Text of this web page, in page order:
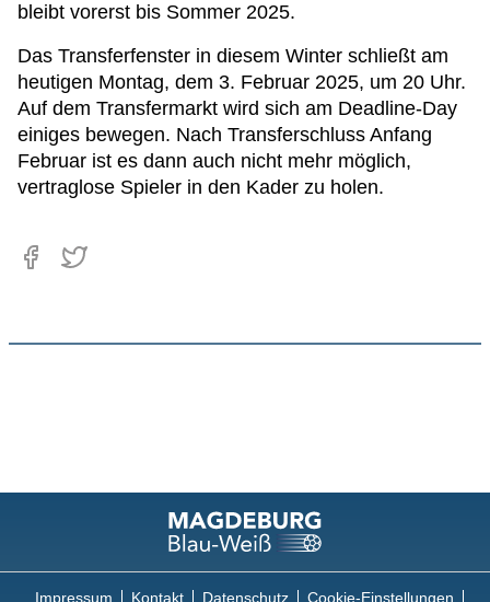
bleibt vorerst bis Sommer 2025.
Das Transferfenster in diesem Winter schließt am
heutigen Montag, dem 3. Februar 2025, um 20 Uhr.
Auf dem Transfermarkt wird sich am Deadline-Day
einiges bewegen. Nach Transferschluss Anfang
Februar ist es dann auch nicht mehr möglich,
vertraglose Spieler in den Kader zu holen.
Impressum Kontakt Datenschutz Cookie-Einstellungen